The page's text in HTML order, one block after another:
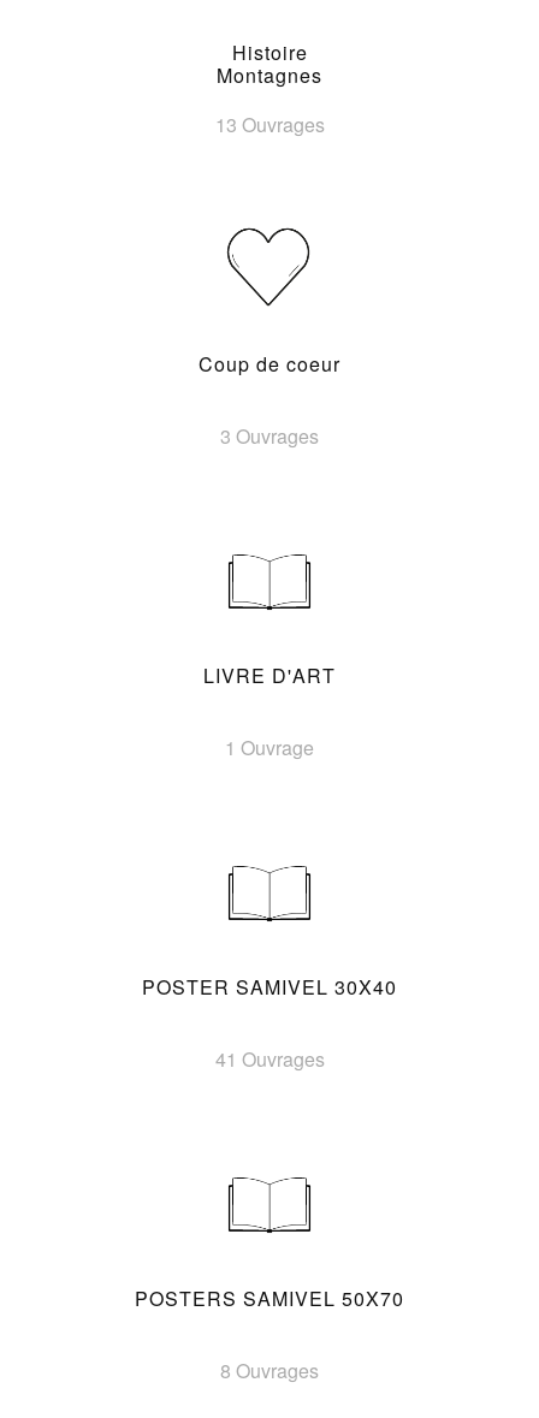
Histoire
Montagnes
13 Ouvrages
Coup de coeur
3 Ouvrages
LIVRE D'ART
1 Ouvrage
POSTER SAMIVEL 30X40
41 Ouvrages
POSTERS SAMIVEL 50X70
8 Ouvrages